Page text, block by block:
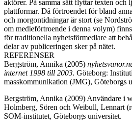
aktörer. På samma sätt flyttar texten och
plattformar. Då förtroendet för bland
och morgontidningar är stort (se
om medieförtroende i denna volym)
för traditionella nyhetsförmedlare att
delar av publiceringen sker på nätet.
REFERENSER
Bergström, Annika (2005)
internet 1998 till 2003. Göteborg:
masskommunikation (JMG), Göteborgs
Bergström, Annika (2009) Användare i
Holmberg, Sören och Weibull, Lennart
SOM-institutet, Göteborgs universitet.